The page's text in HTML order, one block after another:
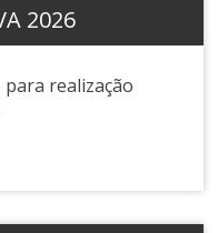
2026
realização